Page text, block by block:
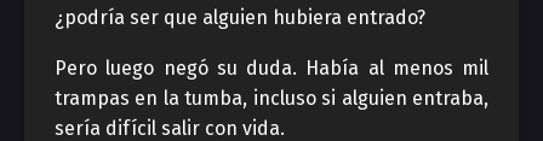
¿podría ser que alguien hubiera entrado?
Pero luego negó su duda. Había al menos mil
trampas en la tumba, incluso si alguien entraba,
sería difícil salir con vida.